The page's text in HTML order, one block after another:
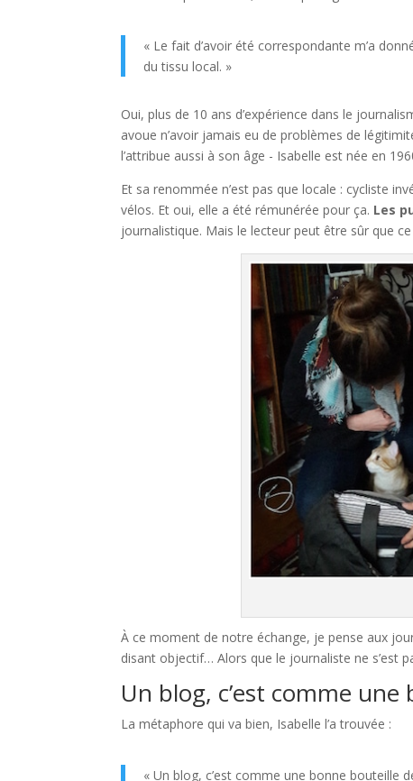
« Le fait d’avoir été correspondante m’a
du tissu local. »
Oui, plus de 10 ans d’expérience dans le
avoue n’avoir jamais eu de problèmes de
l’attribue aussi à son âge - Isabelle est née en
Et sa renommée n’est pas que locale : cycliste
vélos. Et oui, elle a été rémunérée pour ça. Les
journalistique. Mais le lecteur peut être sûr que
À ce moment de notre échange, je pense aux
disant objectif… Alors que le journaliste ne s’est
Un blog, c’est comme
La métaphore qui va bien, Isabelle l’a trouvée :
« Un blog, c’est comme une bonne bouteille